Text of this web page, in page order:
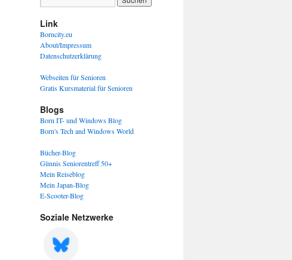
Link
Borncity.eu
About/Impressum
Datenschutzerklärung
Webseiten für Senioren
Gratis Kursmaterial für Senioren
Blogs
Born IT- und Windows Blog
Born's Tech and Windows World
Bücher-Blog
Günnis Seniorentreff 50+
Mein Reiseblog
Mein Japan-Blog
E-Scooter-Blog
Soziale Netzwerke